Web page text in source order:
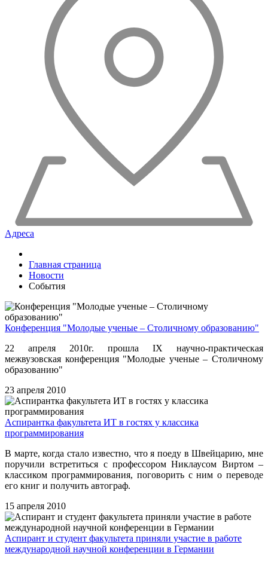
Адреса
Главная страница
Новости
События
Конференция "Молодые ученые – Столичному образованию"
22 апреля 2010г. прошла IX научно-практическая
межвузовская конференция "Молодые ученые – Столичному
образованию"
23 апреля 2010
Аспирантка факультета ИТ в гостях у классика
программирования
В марте, когда стало известно, что я поеду в Швейцарию, мне
поручили встретиться с профессором Никлаусом Виртом –
классиком программирования, поговорить с ним о переводе
его книг и получить автограф.
15 апреля 2010
Аспирант и студент факультета приняли участие в работе
международной научной конференции в Германии